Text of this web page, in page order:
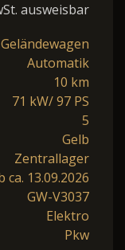
ausweisbar
Geländewagen
Automatik
10 km
71 kW/ 97 PS
5
Gelb
Zentrallager
ca. 13.09.2026
GW-V3037
Elektro
Pkw